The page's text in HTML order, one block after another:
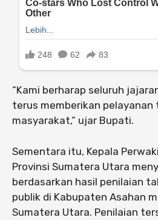
“Kami berharap seluruh
terus memberikan pelayanan
masyarakat,” ujar Bupati.
Sementara itu, Kepala
Provinsi Sumatera Utara
berdasarkan hasil penilaian
publik di Kabupaten Asahan
Sumatera Utara. Penilaian